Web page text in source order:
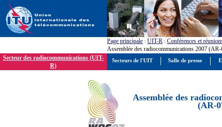
Page principale : UIT-R : Conférences et
Assemblée des radiocommunications 2007
Secteur des radiocommunications (UIT-
R)
Assemblée des
(AR-
Secteurs de l'UIT Salle de presse